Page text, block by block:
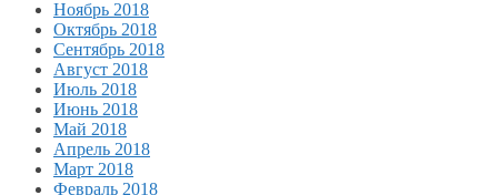
Ноябрь 2018
Октябрь 2018
Сентябрь 2018
Август 2018
Июль 2018
Июнь 2018
Май 2018
Апрель 2018
Март 2018
Февраль 2018